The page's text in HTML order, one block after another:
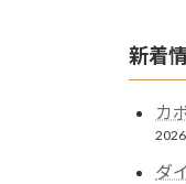
新着
カ
ダ